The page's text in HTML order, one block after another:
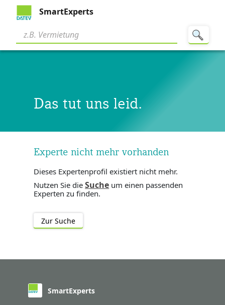
SmartExperts
Das tut uns leid.
Experte nicht mehr vorhanden
Dieses Expertenprofil existiert nicht mehr.
Nutzen Sie dieSuche um einen passenden
Experten zu finden.
Zur Suche
SmartExperts